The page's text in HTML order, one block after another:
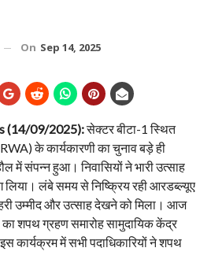
On Sep 14, 2025
(14/09/2025):सेक्टर बीटा-1 स्थित
के कार्यकारणी का चुनाव बड़े ही
में संपन्न हुआ। निवासियों ने भारी उत्साह
लंबे समय से निष्क्रिय रही आरडब्ल्यूए
उम्मीद और उत्साह देखने को मिला। आज
का शपथ ग्रहण समारोह सामुदायिक केंद्र
कार्यक्रम में सभी पदाधिकारियों ने शपथ